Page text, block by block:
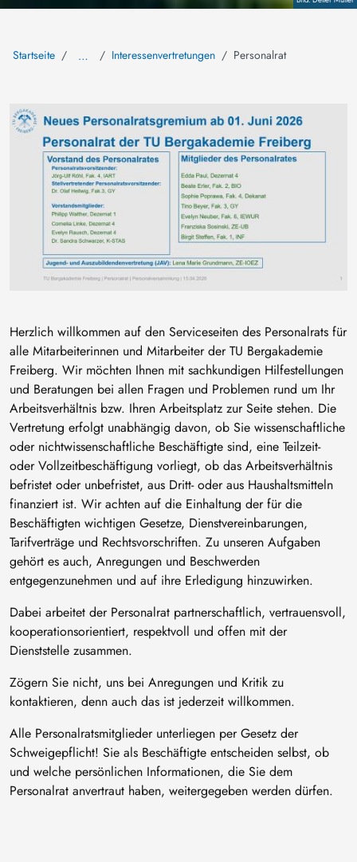
Startseite … Interessenvertretungen Personalrat
Bild
Herzlich willkommen auf den Serviceseiten des Personalrats für
alle Mitarbeiterinnen und Mitarbeiter der TU Bergakademie
Freiberg. Wir möchten Ihnen mit sachkundigen Hilfestellungen
und Beratungen bei allen Fragen und Problemen rund um Ihr
Arbeitsverhältnis bzw. Ihren Arbeitsplatz zur Seite stehen. Die
Vertretung erfolgt unabhängig davon, ob Sie wissenschaftliche
oder nichtwissenschaftliche Beschäftigte sind, eine Teilzeit-
oder Vollzeitbeschäftigung vorliegt, ob das Arbeitsverhältnis
befristet oder unbefristet, aus Dritt- oder aus Haushaltsmitteln
finanziert ist. Wir achten auf die Einhaltung der für die
Beschäftigten wichtigen Gesetze, Dienstvereinbarungen,
Tarifverträge und Rechtsvorschriften. Zu unseren Aufgaben
gehört es auch, Anregungen und Beschwerden
entgegenzunehmen und auf ihre Erledigung hinzuwirken.
Dabei arbeitet der Personalrat partnerschaftlich, vertrauensvoll,
kooperationsorientiert, respektvoll und offen mit der
Dienststelle zusammen.
Zögern Sie nicht, uns bei Anregungen und Kritik zu
kontaktieren, denn auch das ist jederzeit willkommen.
Alle Personalratsmitglieder unterliegen per Gesetz der
Schweigepflicht! Sie als Beschäftigte entscheiden selbst, ob
und welche persönlichen Informationen, die Sie dem
Personalrat anvertraut haben, weitergegeben werden dürfen.